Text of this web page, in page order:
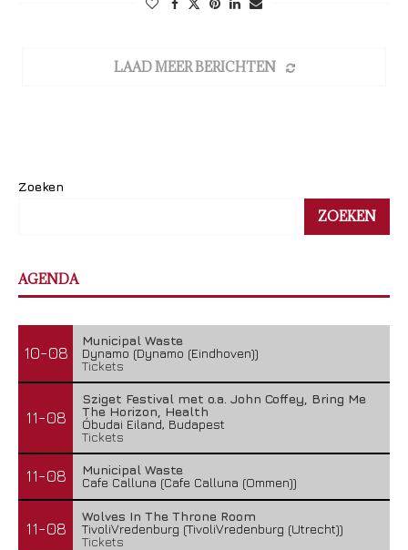
LAAD MEER BERICHTEN
Zoeken
ZOEKEN
AGENDA
10-08
Municipal Waste
Dynamo (Dynamo (Eindhoven))
Tickets
11-08
Sziget Festival met o.a. John Coffey, Bring Me
The Horizon, Health
Óbudai Eiland, Budapest
Tickets
11-08
Municipal Waste
Cafe Calluna (Cafe Calluna (Ommen))
11-08
Wolves In The Throne Room
TivoliVredenburg (TivoliVredenburg (Utrecht))
Tickets